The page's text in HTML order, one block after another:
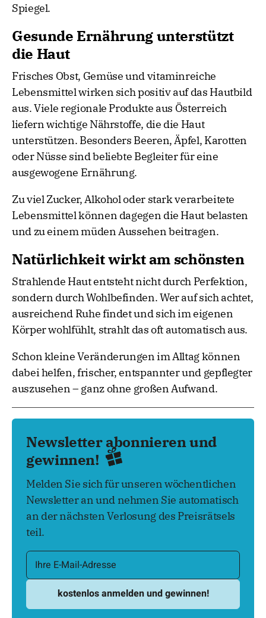
Spiegel.
Gesunde Ernährung unterstützt
die Haut
Frisches Obst, Gemüse und vitaminreiche
Lebensmittel wirken sich positiv auf das Hautbild
aus. Viele regionale Produkte aus Österreich
liefern wichtige Nährstoffe, die die Haut
unterstützen. Besonders Beeren, Äpfel, Karotten
oder Nüsse sind beliebte Begleiter für eine
ausgewogene Ernährung.
Zu viel Zucker, Alkohol oder stark verarbeitete
Lebensmittel können dagegen die Haut belasten
und zu einem müden Aussehen beitragen.
Natürlichkeit wirkt am schönsten
Strahlende Haut entsteht nicht durch Perfektion,
sondern durch Wohlbefinden. Wer auf sich achtet,
ausreichend Ruhe findet und sich im eigenen
Körper wohlfühlt, strahlt das oft automatisch aus.
Schon kleine Veränderungen im Alltag können
dabei helfen, frischer, entspannter und gepflegter
auszusehen – ganz ohne großen Aufwand.
Newsletter abonnieren und
gewinnen!
Melden Sie sich für unseren wöchentlichen
Newsletter an und nehmen Sie automatisch
an der nächsten Verlosung des Preisrätsels
teil.